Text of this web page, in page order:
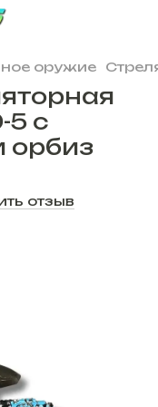
оружие
5 с
орбиз
отзыв